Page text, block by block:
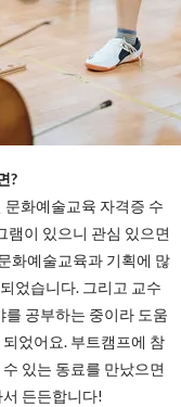
?
화예술교육 자격증 수
램이 있으니 관심 있으면
화예술교육과 기획에 많
었습니다. 그리고 교수
를 공부하는 중이라 도움
었어요. 부트캠프에 참
있는 동료를 만났으면
든든합니다!